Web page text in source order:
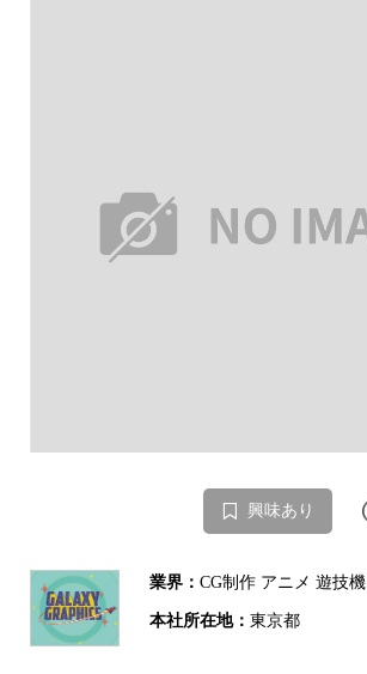
興味あり
業界： CG制作 アニメ 遊技機
本社所在地： 東京都